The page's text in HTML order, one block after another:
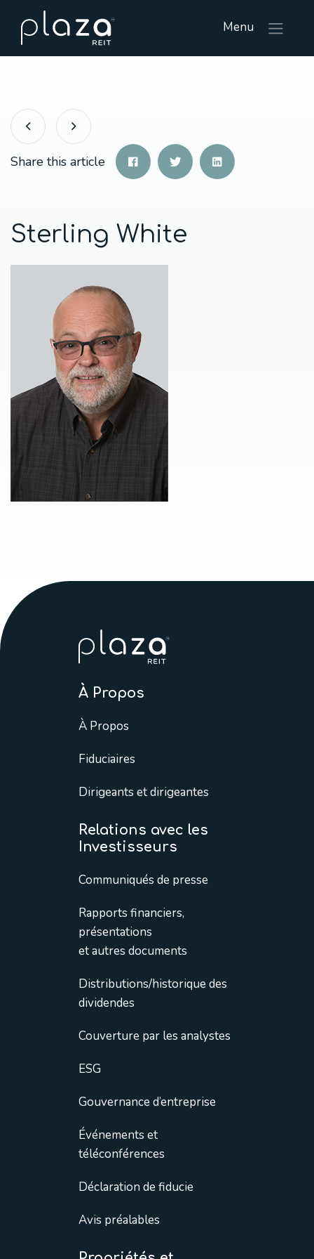
Menu
Share this article
Sterling White
À Propos
À Propos
Fiduciaires
Dirigeants et dirigeantes
Relations avec les
Investisseurs
Communiqués de presse
Rapports financiers,
présentations
et autres documents
Distributions/historique des
dividendes
Couverture par les analystes
ESG
Gouvernance d’entreprise
Événements et
téléconférences
Déclaration de fiducie
Avis préalables